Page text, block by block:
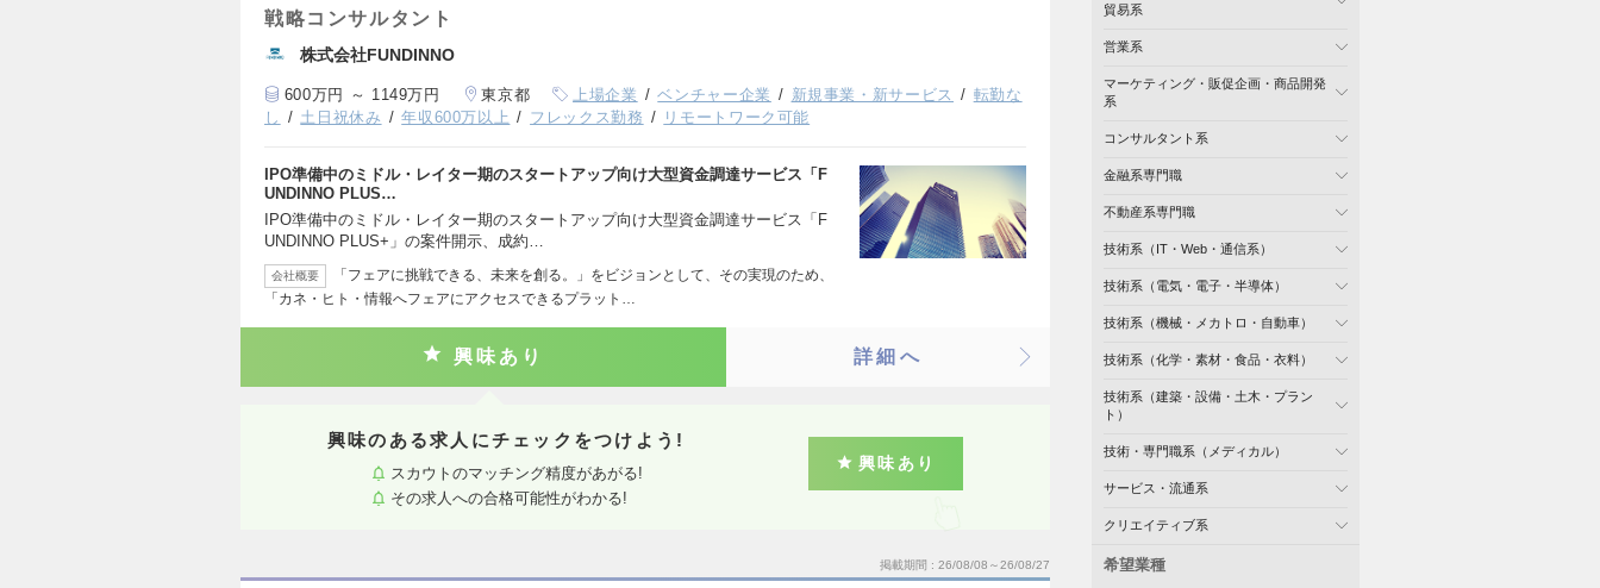
戦略コンサルタント
株式会社FUNDINNO
600万円 ～ 1149万円 東京都 上場企業 ベンチャー企業 新規事業・新サービス
転勤な
し
土日祝休み 年収600万以上 フレックス勤務 リモートワーク可能
IPO準備中のミドル・レイター期のスタートアップ向け大型資金調達サービス「F
UNDINNO PLUS…
IPO準備中のミドル・レイター期のスタートアップ向け大型資金調達サービス「F
UNDINNO PLUS+」の案件開示、成約…
会社概要
「フェアに挑戦できる、未来を創る。」をビジョンとして、その実現のため、
「カネ・ヒト・情報へフェアにアクセスできるプラット…
興味あり 詳細へ
興味のある求人にチェックをつけよう!
スカウトのマッチング精度があがる!
その求人への合格可能性がわかる!
興味あり
掲載期間 26/08/08～26/08/27
貿易系
営業系
マーケティング・販促企画・商品開発
系
コンサルタント系
金融系専門職
不動産系専門職
技術系（IT・Web・通信系）
技術系（電気・電子・半導体）
技術系（機械・メカトロ・自動車）
技術系（化学・素材・食品・衣料）
技術系（建築・設備・土木・プラン
ト）
技術・専門職系（メディカル）
サービス・流通系
クリエイティブ系
希望業種